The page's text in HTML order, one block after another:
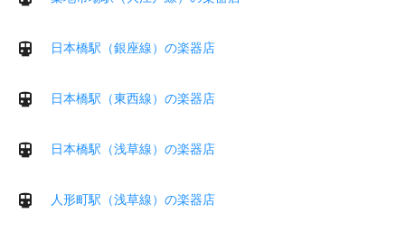
日本橋駅（銀座線）の楽器店
日本橋駅（東西線）の楽器店
日本橋駅（浅草線）の楽器店
人形町駅（浅草線）の楽器店